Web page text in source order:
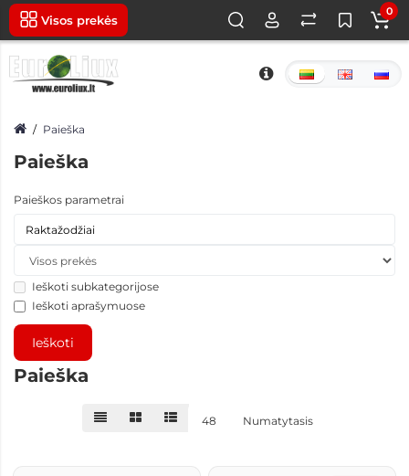
Visos prekės
0
Paieška
Paieška
Paieškos parametrai
Ieškoti subkategorijose
Ieškoti aprašymuose
Paieška
48 Numatytasis